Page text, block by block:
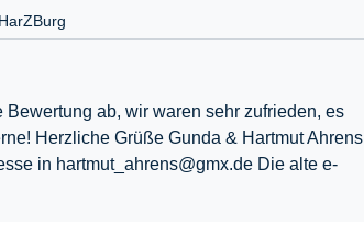
ab, wir waren sehr zufrieden, es
Herzliche Grüße Gunda & Hartmut Ahrens
in hartmut_ahrens@gmx.de Die alte e-